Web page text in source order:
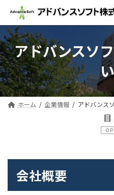
テ
ン
ツ
へ
ス
キ
ッ
プ
ゲ
ー
シ
ョ
ン
に
移
動
アドバンスソ
ホーム 企業情報 アドバンス
組織図
事業概要
会社概要